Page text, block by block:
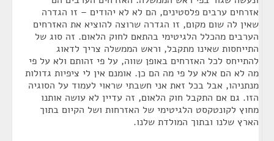
אזרחים ערבים פלסטינים, הם לא לא יהודים – זו הגדרה
שאין לה שום מקום, זו הגדרה שרוצה להוציא את האזרחים
הערבים מהכלל הלגיטימי בהתאם לחוק הלאום. זה סוג של
התייחסות שאינו מתקבל, וראש הממשלה צריך לדאוג
להתייחס לכל האזרחים באופן שווה, על פי זהותם ולא על פי
מה לא הם אלא על פי מה הם כן. אומנם אין לי ציפיות גדולות
מנתניהו, אבל בכל זאת אני חשבתי שראוי לעמוד על הסוגיה
הזו. גם אם התקבל חוק הלאום, זה עדיין לא עושה אותנו
מחוץ לקונטקסט הלגיטימי של האזרחות ושל הקיום בתוך
הארץ שלנו ובתוך המולדת שלנו.